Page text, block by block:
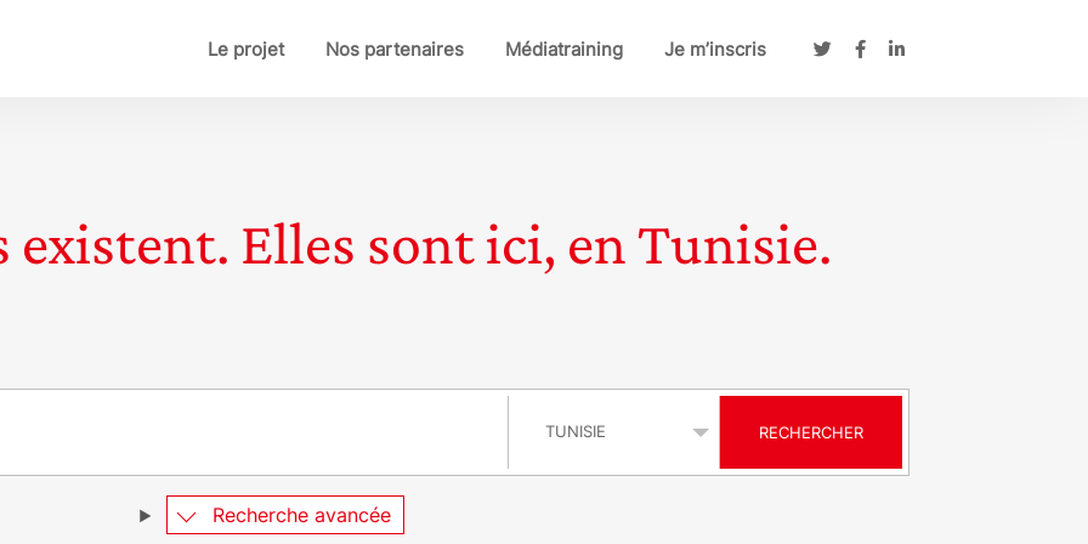
Le projet Nos partenaires Médiatraining Je m’inscris
existent. Elles sont ici, en Tunisie.
RECHERCHER
Recherche avancée